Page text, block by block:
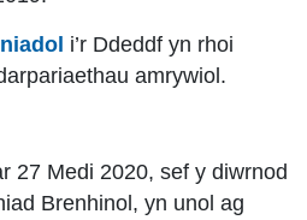
i’r Ddeddf yn rhoi
amrywiol.
27 Medi 2020, sef y diwrnod
Brenhinol, yn unol ag